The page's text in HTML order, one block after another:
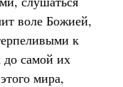
воле Божией,
к
до самой их
мира,